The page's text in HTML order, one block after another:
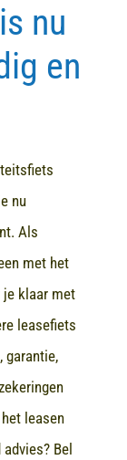
nu
en
nu
Als
met het
je klaar met
leasefiets
garantie,
leasen
Bel